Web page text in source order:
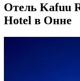
Отель Kafuu
Hotel в Онне